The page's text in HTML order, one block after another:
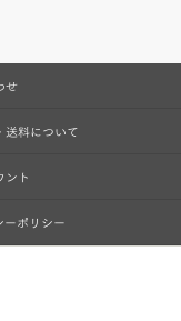
せ
送料について
ント
ーポリシー